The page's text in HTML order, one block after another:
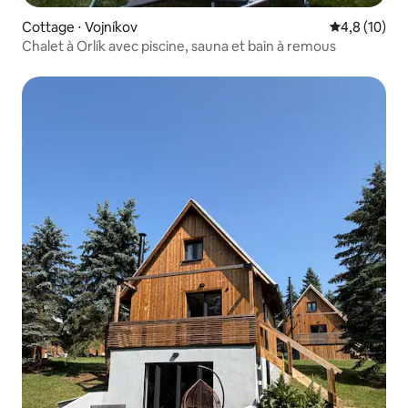
Cottage ⋅ Vojníkov Évaluation
4,8 (10)
Chalet à Orlík avec piscine, sauna et bain à remous